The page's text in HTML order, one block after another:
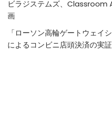
ビラジステムズ、Classroom
画
「ローソン高輪ゲートウェイ
によるコンビニ店頭決済の実